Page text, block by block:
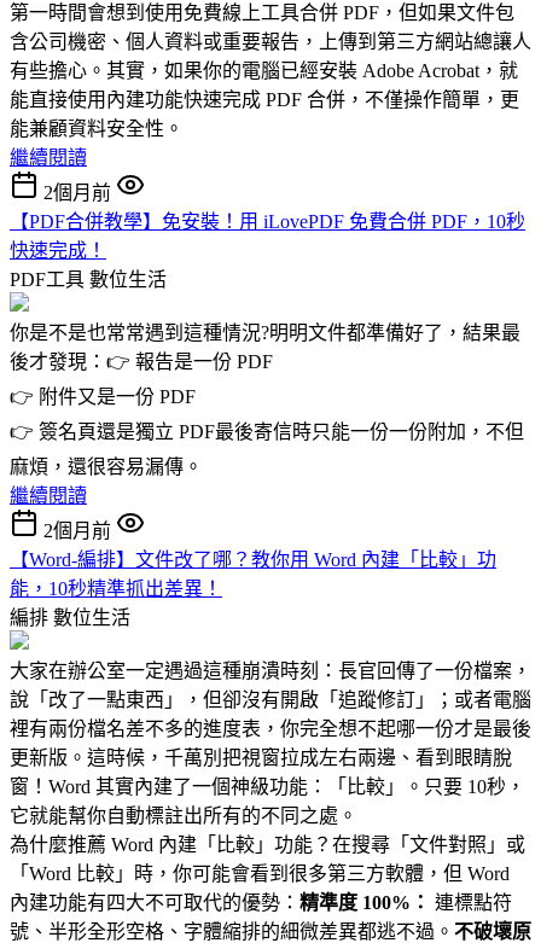
第一時間會想到使用免費線上工具合併 PDF，但如果文件包
含公司機密、個人資料或重要報告，上傳到第三方網站總讓人
有些擔心。其實，如果你的電腦已經安裝 Adobe Acrobat，就
能直接使用內建功能快速完成 PDF 合併，不僅操作簡單，更
能兼顧資料安全性。
繼續閱讀
2個月前
【PDF合併教學】免安裝！用 iLovePDF 免費合併 PDF，10秒
快速完成！
PDF工具 數位生活
你是不是也常常遇到這種情況?明明文件都準備好了，結果最
後才發現：👉 報告是一份 PDF
👉 附件又是一份 PDF
👉 簽名頁還是獨立 PDF最後寄信時只能一份一份附加，不但
麻煩，還很容易漏傳。
繼續閱讀
2個月前
【Word-編排】文件改了哪？教你用 Word 內建「比較」功
能，10秒精準抓出差異！
編排 數位生活
大家在辦公室一定遇過這種崩潰時刻：長官回傳了一份檔案，
說「改了一點東西」，但卻沒有開啟「追蹤修訂」；或者電腦
裡有兩份檔名差不多的進度表，你完全想不起哪一份才是最後
更新版。這時候，千萬別把視窗拉成左右兩邊、看到眼睛脫
窗！Word 其實內建了一個神級功能：「比較」。只要 10秒，
它就能幫你自動標註出所有的不同之處。
為什麼推薦 Word 內建「比較」功能？在搜尋「文件對照」或
「Word 比較」時，你可能會看到很多第三方軟體，但 Word
內建功能有四大不可取代的優勢： 精準度 100%： 連標點符
號、半形全形空格、字體縮排的細微差異都逃不過。 不破壞原